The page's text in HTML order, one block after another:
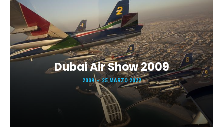
Dubai Air Show 2009
2009 25 MARZO 2022